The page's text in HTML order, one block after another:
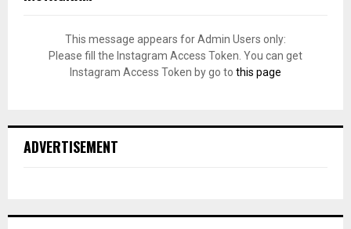
This message appears for Admin Users only:
Please fill the Instagram Access Token. You can get
Instagram Access Token by go to this page
ADVERTISEMENT